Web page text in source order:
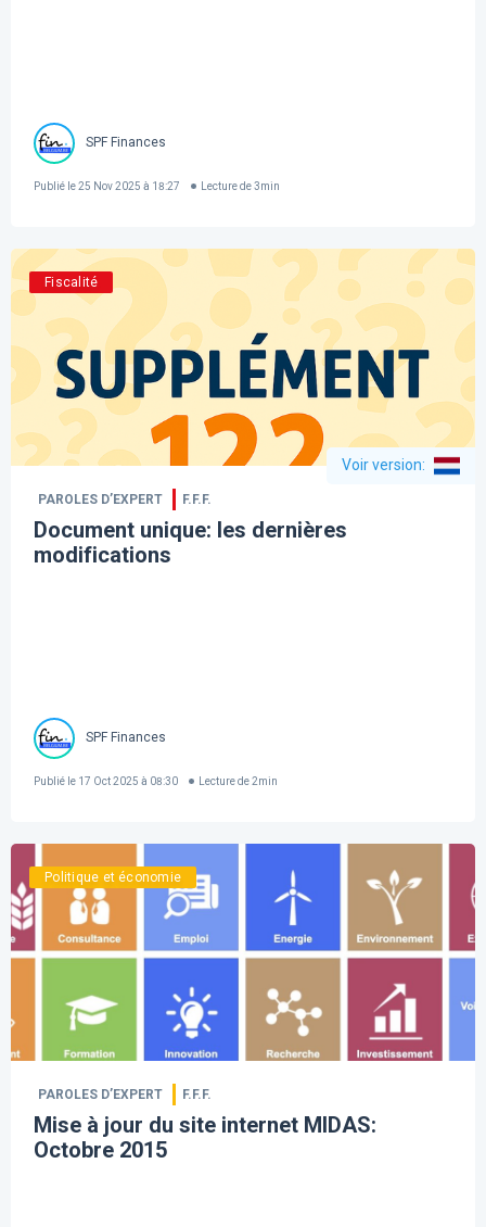
SPF Finances
Publié le25 Nov 2025 à 18:27 Lecture de 3min
Fiscalité
Voir version:
PAROLES D’EXPERT F.F.F.
Document unique: les dernières
modifications
SPF Finances
Publié le 17 Oct 2025 à 08:30 Lecture de 2min
Politique et économie
PAROLES D’EXPERT F.F.F.
Mise à jour du site internet MIDAS:
Octobre 2015